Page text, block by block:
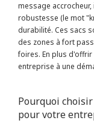
message
robustesse (le mot
durabilité. Ces sacs
des zones à fort
foires. En plus
entreprise à une
Pourquoi
pour votre